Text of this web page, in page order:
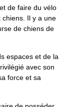
de faire du vélo
Il y a une
de chiens de
espaces et de la
avec son
force et sa